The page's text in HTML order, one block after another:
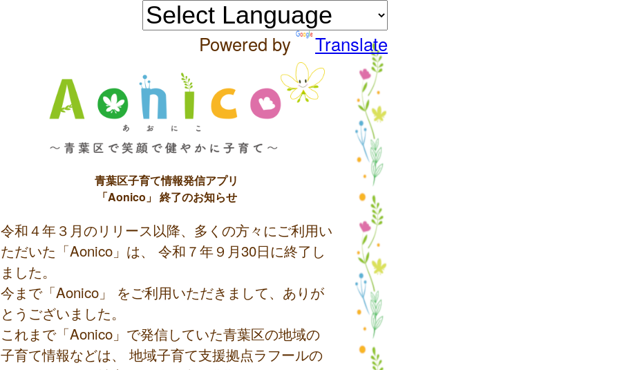
Powered by Translate
青葉区子育て情報発信アプリ
「Aonico」 終了のお知らせ
令和４年３月のリリース以降、多くの方々にご利用い
ただいた「Aonico」は、 令和７年９月30日に終了し
ました。
今まで「Aonico」 をご利用いただきまして、ありが
とうございました。
これまで「Aonico」で発信していた青葉区の地域の
子育て情報などは、 地域子育て支援拠点ラフールの